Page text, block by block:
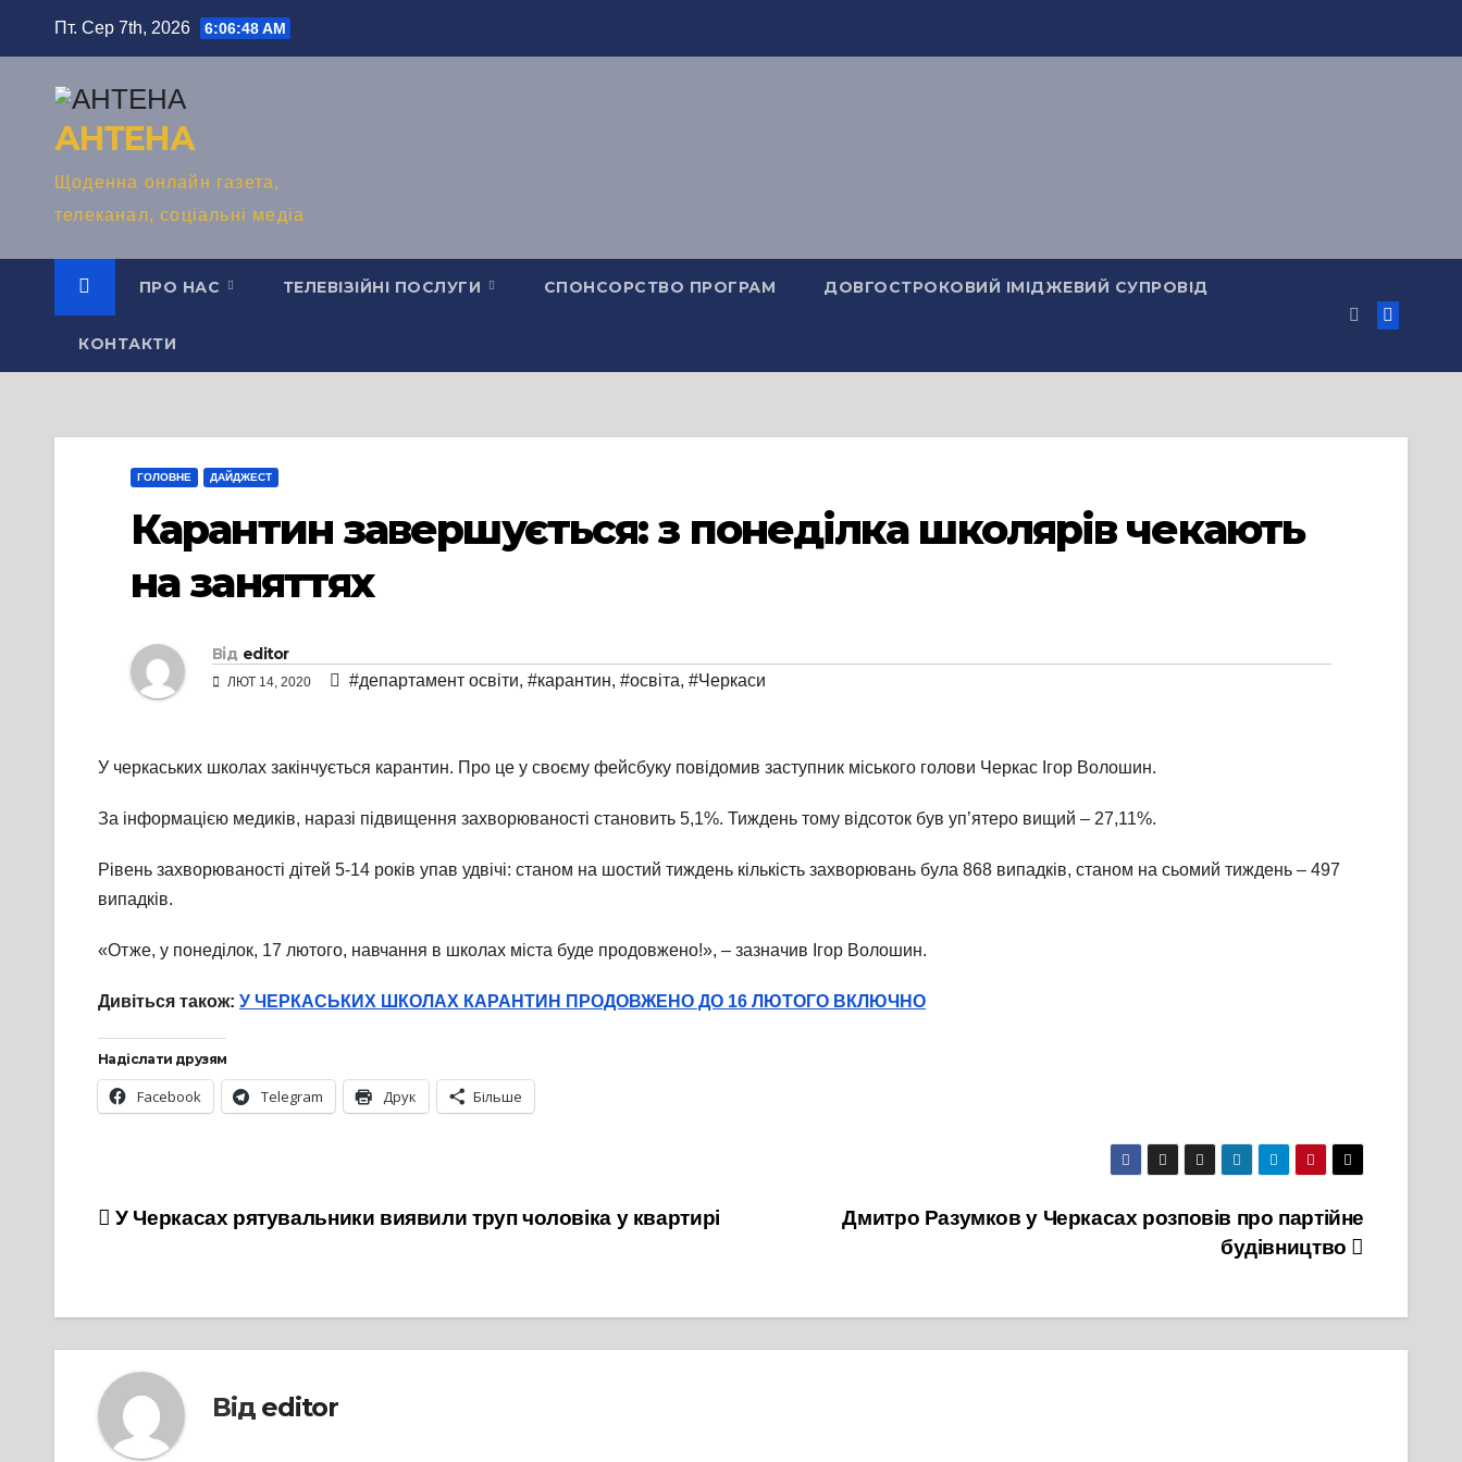
Пт. Сер 7th, 2026 6:06:49 AM
АНТЕНА
Щоденна онлайн газета,
телеканал, соціальні медіа
ПРО НАС ТЕЛЕВІЗІЙНІ ПОСЛУГИ СПОНСОРСТВО ПРОГРАМ ДОВГОСТРОКОВИЙ ІМІДЖЕВИЙ СУПРОВІД
КОНТАКТИ
ГОЛОВНЕ ДАЙДЖЕСТ
Карантин завершується: з понеділка школярів чекають
на заняттях
Від editor
ЛЮТ 14, 2020 #департамент освіти, #карантин, #освіта, #Черкаси
У черкаських школах закінчується карантин. Про це у своєму фейсбуку повідомив заступник міського голови Черкас Ігор Волошин.
За інформацією медиків, наразі підвищення захворюваності становить 5,1%. Тиждень тому відсоток був уп’ятеро вищий – 27,11%.
Рівень захворюваності дітей 5-14 років упав удвічі: станом на шостий тиждень кількість захворювань була 868 випадків, станом на сьомий тиждень – 497
випадків.
«Отже, у понеділок, 17 лютого, навчання в школах міста буде продовжено!», – зазначив Ігор Волошин.
Дивіться також: У ЧЕРКАСЬКИХ ШКОЛАХ КАРАНТИН ПРОДОВЖЕНО ДО 16 ЛЮТОГО ВКЛЮЧНО
Надіслати друзям
Facebook Telegram Друк Більше
Навігація
Дмитро Разумков у Черкасах розповів про партійне
будівництво
У Черкасах рятувальники виявили труп чоловіка у квартирі
Від editor